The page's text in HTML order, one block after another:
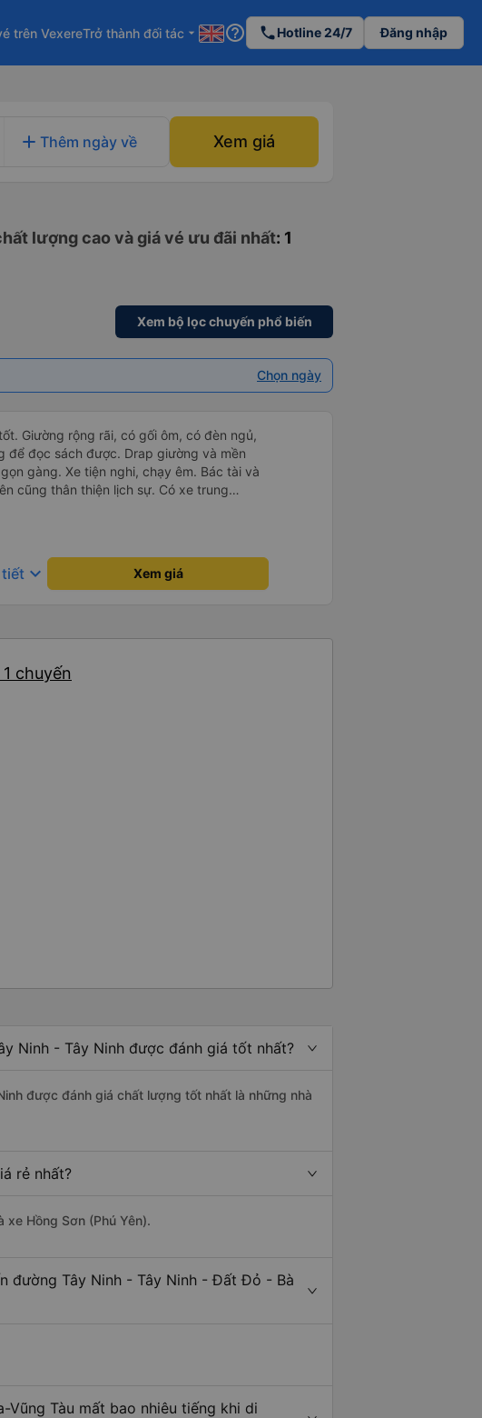
trên VexereTrở thành đối tác arrow_drop_down help_outline phoneHotline 24/7 Đăng nhập
add Thêm ngày về Xem giá
lượng cao và giá vé ưu đãi nhất: 1
Xem bộ lọc chuyến phổ biến
Chọn ngày
Giường rộng rãi, có gối ôm, có đèn ngủ,
để đọc sách được. Drap giường và mền
gàng. Xe tiện nghi, chạy êm. Bác tài và
cũng thân thiện lịch sự. Có xe trung
thành phố tuy hoà rất tiện. Giá vé hợp
keyboard_arrow_down Xem giá
chuyến
Ninh - Tây Ninh được đánh giá tốt nhất?
được đánh giá chất lượng tốt nhất là những nhà
rẻ nhất?
Hồng Sơn (Phú Yên).
đường Tây Ninh - Tây Ninh - Đất Đỏ - Bà
Vũng Tàu mất bao nhiêu tiếng khi di